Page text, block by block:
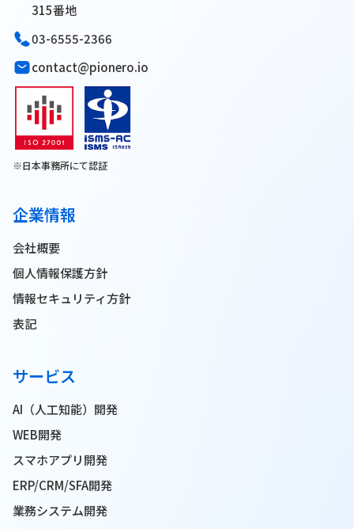
315番地
03-6555-2366
contact@pionero.io
※日本事務所にて認証
企業情報
会社概要
個人情報保護方針
情報セキュリティ方針
表記
サービス
AI（人工知能）開発
WEB開発
スマホアプリ開発
ERP/CRM/SFA開発
業務システム開発